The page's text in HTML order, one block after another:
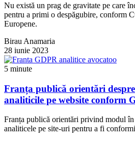
Nu există un prag de gravitate pe care
pentru a primi o despăgubire, conform
Europene.
Birau Anamaria
28 iunie 2023
5 minute
Franța publică orientări
analiticile pe website conform
Franța publică orientări privind modul
analiticele pe site-uri pentru a fi